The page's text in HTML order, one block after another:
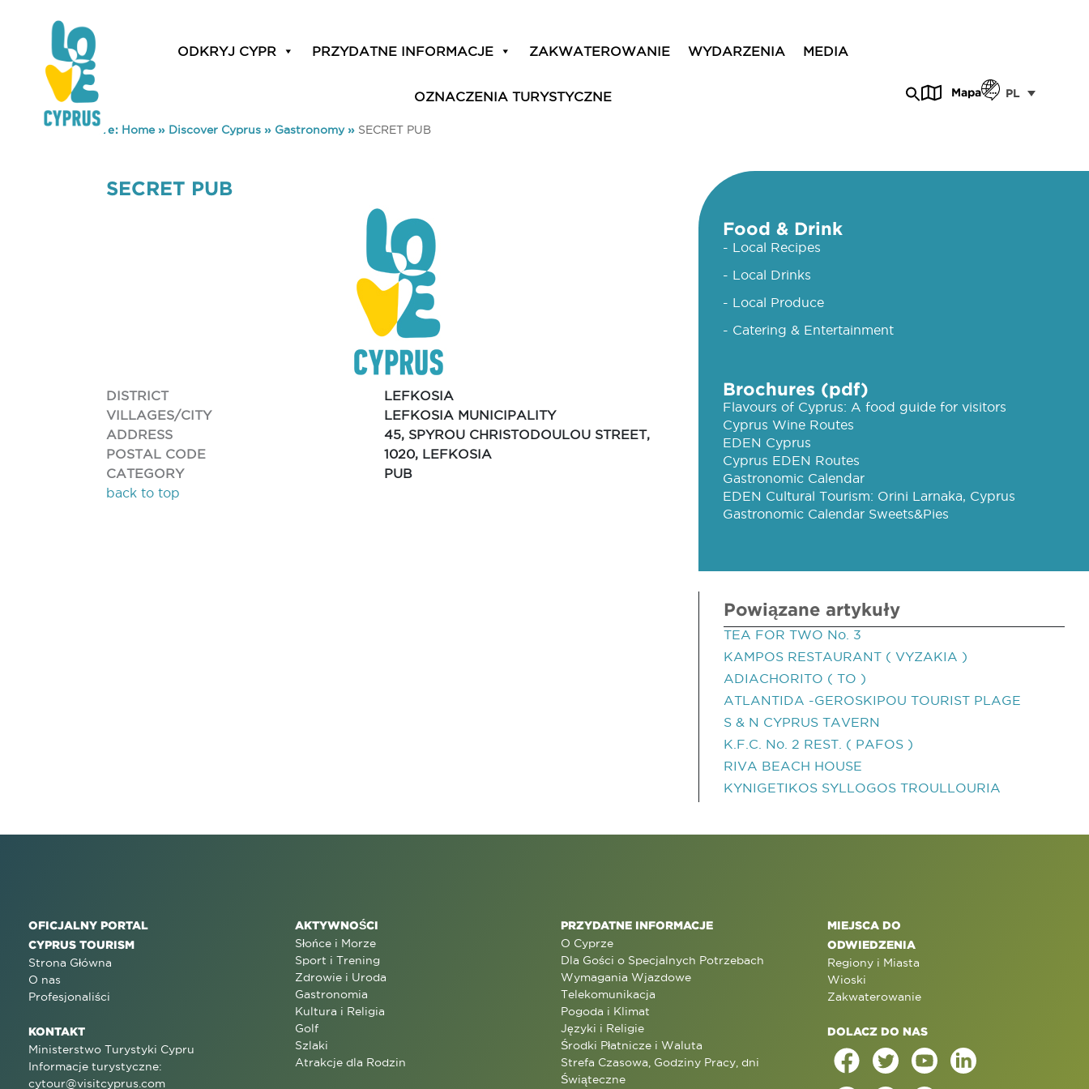
ODKRYJ CYPR PRZYDATNE INFORMACJE ZAKWATEROWANIE WYDARZENIA MEDIA
OZNACZENIA TURYSTYCZNE Mapa PL
You are here: Home» Discover Cyprus » Gastronomy» SECRET PUB
SECRET PUB
DISTRICT
LEFKOSIA
VILLAGES/CITY
LEFKOSIA MUNICIPALITY
ADDRESS
45, SPYROU CHRISTODOULOU STREET,
POSTAL CODE
1020, LEFKOSIA
CATEGORY
PUB
back to top
Food & Drink
- Local Recipes
- Local Drinks
- Local Produce
- Catering & Entertainment
Brochures (pdf)
Flavours of Cyprus: A food guide for visitors
Cyprus Wine Routes
EDEN Cyprus
Cyprus EDEN Routes
Gastronomic Calendar
EDEN Cultural Tourism: Orini Larnaka, Cyprus
Gastronomic Calendar Sweets&Pies
Powiązane artykuły
TEA FOR TWO No. 3
KAMPOS RESTAURANT ( VYZAKIA )
ADIACHORITO ( TO )
ATLANTIDA -GEROSKIPOU TOURIST PLAGE
S & N CYPRUS TAVERN
K.F.C. No. 2 REST. ( PAFOS )
RIVA BEACH HOUSE
KYNIGETIKOS SYLLOGOS TROULLOURIA
OFICJALNY PORTAL
CYPRUS TOURISM
Strona Główna
O nas
Profesjonaliści
KONTAKT
Ministerstwo Turystyki Cypru
Informacje turystyczne:
cytour@visitcyprus.com
AKTYWNOŚCI
Słońce i Morze
Sport i Trening
Zdrowie i Uroda
Gastronomia
Kultura i Religia
Golf
Szlaki
Atrakcje dla Rodzin
PRZYDATNE INFORMACJE
O Cyprze
Dla Gości o Specjalnych Potrzebach
Wymagania Wjazdowe
Telekomunikacja
Pogoda i Klimat
Języki i Religie
Środki Płatnicze i Waluta
Strefa Czasowa, Godziny Pracy, dni
Świąteczne
MIEJSCA DO
ODWIEDZENIA
Regiony i Miasta
Wioski
Zakwaterowanie
DOLACZ DO NAS